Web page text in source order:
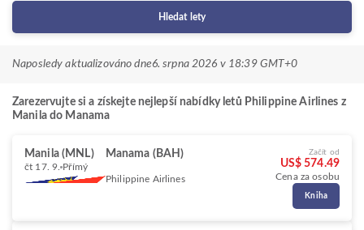
Hledat lety
Naposledy aktualizováno dne6. srpna 2026 v 18:39 GMT+0
Zarezervujte si a získejte nejlepší nabídky letů Philippine Airlines z
Manila do Manama
Manila (MNL) Manama (BAH)
čt 17. 9. Přímý
Philippine Airlines
Začít od
US$ 574.49
Cena za osobu
Kniha